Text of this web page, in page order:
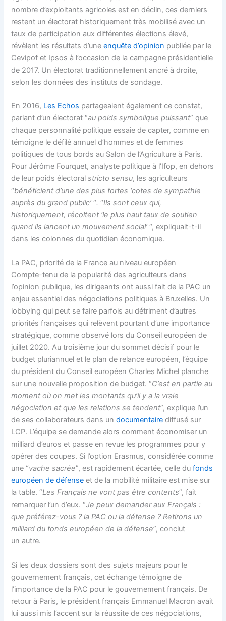
nombre d’exploitants agricoles est en déclin, ces derniers
restent un électorat historiquement très mobilisé avec un
taux de participation aux différentes élections élevé,
révèlent les résultats d’uneenquête d’opinion publiée par le
Cevipof et Ipsos à l’occasion de la campagne présidentielle
de 2017. Un électorat traditionnellement ancré à droite,
selon les données des instituts de sondage.
En 2016, Les Echos partageaient également ce constat,
parlant d’un électorat “au poids symbolique puissant” que
chaque personnalité politique essaie de capter, comme en
témoigne le défilé annuel d’hommes et de femmes
politiques de tous bords au Salon de l’Agriculture à Paris.
Pour Jérôme Fourquet, analyste politique à l’Ifop, en dehors
de leur poids électoralstricto sensu, les agriculteurs
“bénéficient d’une des plus fortes ‘cotes de sympathie
auprès du grand public’“. “Ils sont ceux qui,
historiquement, récoltent ‘le plus haut taux de soutien
quand ils lancent un mouvement social’“, expliquait-t-il
dans les colonnes du quotidien économique.
La PAC, priorité de la France au niveau européen
Compte-tenu de la popularité des agriculteurs dans
l’opinion publique, les dirigeants ont aussi fait de la PAC un
enjeu essentiel des négociations politiques à Bruxelles. Un
lobbying qui peut se faire parfois au détriment d’autres
priorités françaises qui relèvent pourtant d’une importance
stratégique, comme observé lors du Conseil européen de
juillet 2020. Au troisième jour du sommet décisif pour le
budget pluriannuel et le plan de relance européen, l’équipe
du président du Conseil européen Charles Michel planche
sur une nouvelle proposition de budget. “C’est en partie au
moment où on met les montants qu’il y a la vraie
négociation et que les relations se tendent”, explique l’un
de ses collaborateurs dans undocumentaire diffusé sur
LCP. L’équipe se demande alors comment économiser un
milliard d’euros et passe en revue les programmes pour y
opérer des coupes. Si l’option Erasmus, considérée comme
une “vache sacrée”, est rapidement écartée, celle dufonds
européen de défense et de la mobilité militaire est mise sur
la table. “Les Français ne vont pas être contents”, fait
remarquer l’un d’eux. “Je peux demander aux Français :
que préférez-vous ? la PAC ou la défense ? Retirons un
milliard du fonds européen de la défense”, conclut
un autre.
Si les deux dossiers sont des sujets majeurs pour le
gouvernement français, cet échange témoigne de
l’importance de la PAC pour le gouvernement français. De
retour à Paris, le président français Emmanuel Macron avait
lui aussi mis l’accent sur la réussite de ces négociations,